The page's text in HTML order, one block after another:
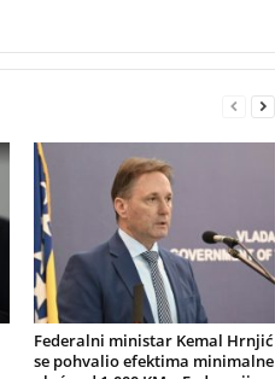
Federalni ministar Kemal Hrnjić
se pohvalio efektima minimalne